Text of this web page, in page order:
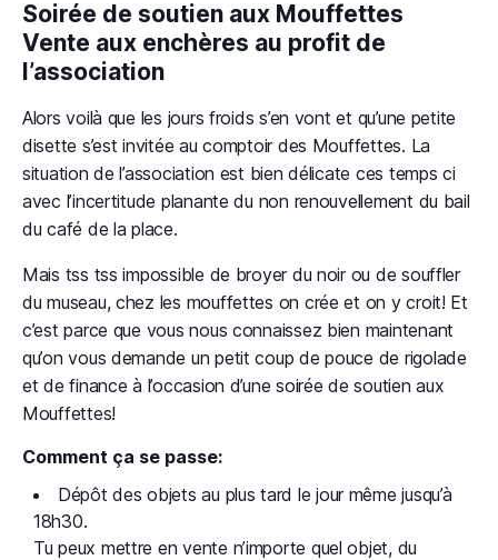
Soirée de soutien aux Mouffettes
Vente aux enchères au profit de
l’association
Alors voilà que les jours froids s’en vont et qu’une petite
disette s’est invitée au comptoir des Mouffettes. La
situation de l’association est bien délicate ces temps ci
avec l’incertitude planante du non renouvellement du bail
du café de la place.
Mais tss tss impossible de broyer du noir ou de souffler
du museau, chez les mouffettes on crée et on y croit! Et
c’est parce que vous nous connaissez bien maintenant
qu’on vous demande un petit coup de pouce de rigolade
et de finance à l’occasion d’une soirée de soutien aux
Mouffettes!
Comment ça se passe:
Dépôt des objets au plus tard le jour même jusqu’à
18h30.
Tu peux mettre en vente n’importe quel objet, du